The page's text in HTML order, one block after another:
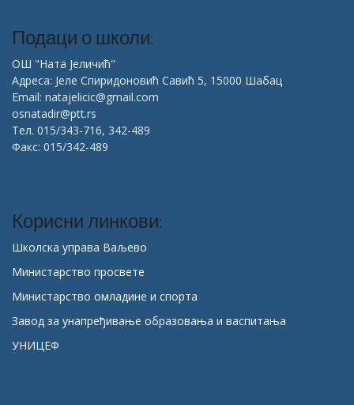
Подаци о школи:
ОШ "Ната Јеличић"
Адреса: Јеле Спиридоновић Савић 5, 15000 Шабац
Email: natajelicic@gmail.com
osnatadir@ptt.rs
Тел. 015/343-716, 342-489
Факс: 015/342-489
Корисни линкови:
Школска управа Ваљево
Министарство просвете
Министарство омладине и спорта
Завод за унапређивање образовања и васпитања
УНИЦЕФ